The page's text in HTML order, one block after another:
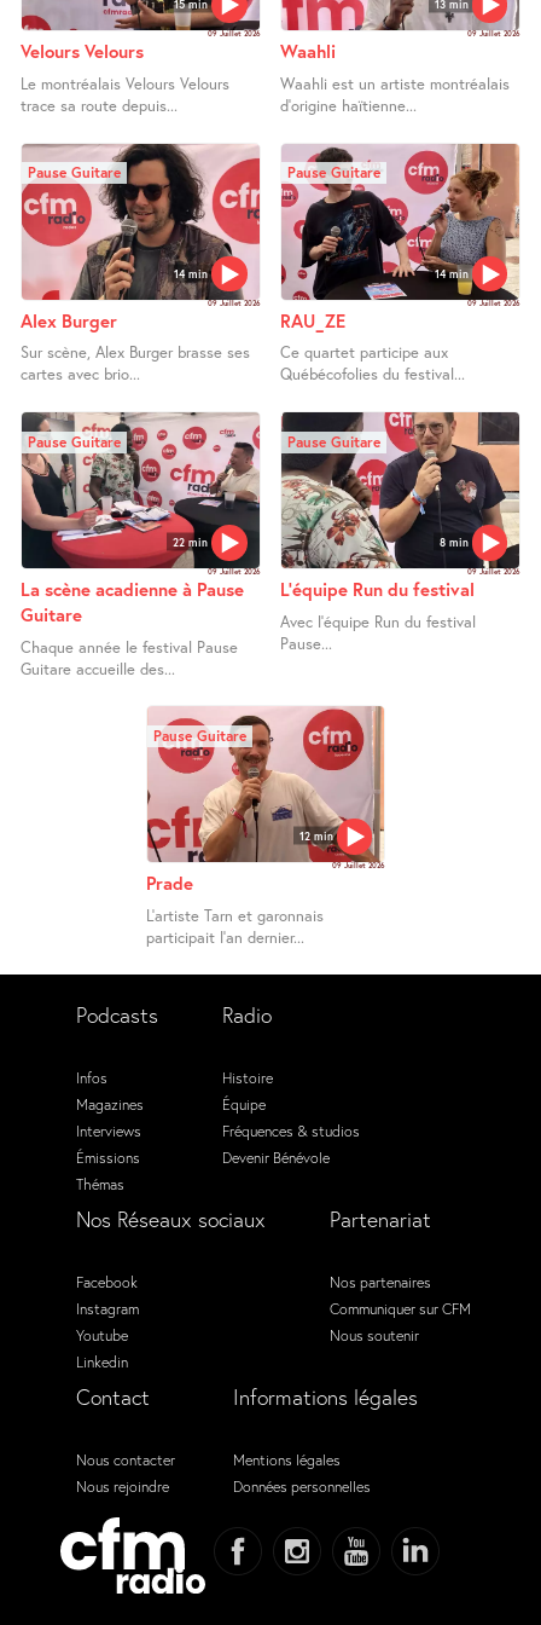
15 min
09 Juillet 2026
Velours Velours
Le montréalais Velours Velours
trace sa route depuis...
13 min
09 Juillet 2026
Waahli
Waahli est un artiste montréalais
d’origine haïtienne...
14 min
Pause Guitare
09 Juillet 2026
Alex Burger
Sur scène, Alex Burger brasse ses
cartes avec brio...
14 min
Pause Guitare
09 Juillet 2026
RAU_ZE
Ce quartet participe aux
Québécofolies du festival...
22 min
Pause Guitare
09 Juillet 2026
La scène acadienne à Pause
Guitare
Chaque année le festival Pause
Guitare accueille des...
8 min
Pause Guitare
09 Juillet 2026
L’équipe Run du festival
Avec l’équipe Run du festival
Pause...
12 min
Pause Guitare
09 Juillet 2026
Prade
L’artiste Tarn et garonnais
participait l’an dernier...
Podcasts
Infos
Magazines
Interviews
Émissions
Thémas
Radio
Histoire
Équipe
Fréquences & studios
Devenir Bénévole
Nos Réseaux sociaux
Facebook
Instagram
Youtube
Linkedin
Partenariat
Nos partenaires
Communiquer sur CFM
Nous soutenir
Contact
Nous contacter
Nous rejoindre
Informations légales
Mentions légales
Données personnelles